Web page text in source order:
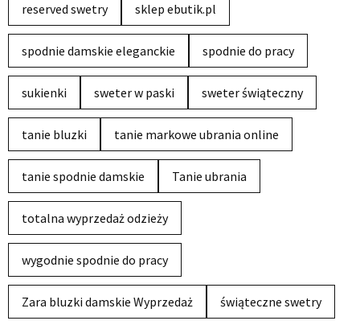
reserved swetry sklep ebutik.pl
spodnie damskie eleganckie spodnie do pracy
sukienki sweter w paski sweter świąteczny
tanie bluzki tanie markowe ubrania online
tanie spodnie damskie Tanie ubrania
totalna wyprzedaż odzieży
wygodnie spodnie do pracy
Zara bluzki damskie Wyprzedaż świąteczne swetry